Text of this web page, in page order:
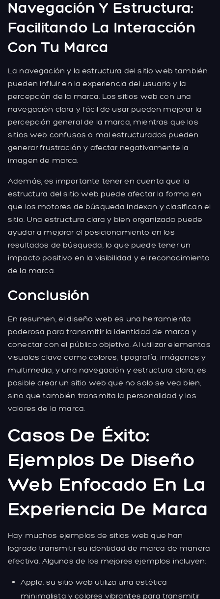
Navegación Y Estructura:
Facilitando La Interacción
Con Tu Marca
La navegación y la estructura del sitio web también
pueden influir en la experiencia del usuario y la
percepción de la marca. Los sitios web con una
navegación clara y fácil de usar pueden mejorar la
percepción general de la marca, mientras que los
sitios web confusos o mal estructurados pueden
generar frustración y afectar negativamente la
imagen de marca.
Además, es importante tener en cuenta que la
estructura del sitio web puede afectar la forma en
que los motores de búsqueda indexan y clasifican el
sitio. Una estructura clara y bien organizada puede
ayudar a mejorar el posicionamiento en los
resultados de búsqueda, lo que puede tener un
impacto positivo en la visibilidad y el reconocimiento
de la marca.
Conclusión
En resumen, el diseño web es una herramienta
poderosa para transmitir la identidad de marca y
conectar con el público objetivo. Al utilizar elementos
visuales clave como colores, tipografía, imágenes y
multimedia, y una navegación y estructura clara, es
posible crear un sitio web que no solo se vea bien,
sino que también transmita la personalidad y los
valores de la marca.
Casos De Éxito:
Ejemplos De Diseño
Web Enfocado En La
Experiencia De Marca
Hay muchos ejemplos de sitios web que han
logrado transmitir su identidad de marca de manera
efectiva. Algunos de los mejores ejemplos incluyen:
Apple: su sitio web utiliza una estética
minimalista y colores vibrantes para transmitir